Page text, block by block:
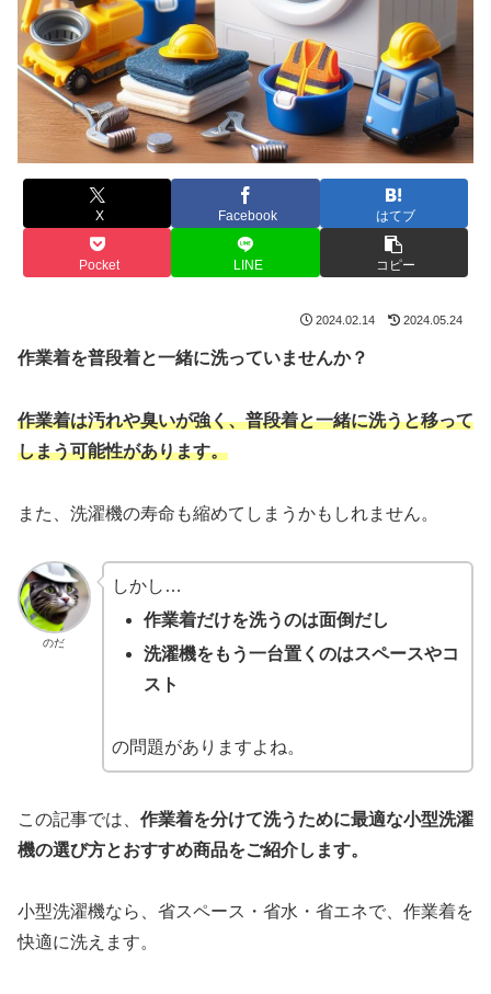
X Facebook はてブ
Pocket LINE コピー
2024.02.14 2024.05.24
作業着を普段着と一緒に洗っていませんか？
作業着は汚れや臭いが強く、普段着と一緒に洗うと移って
しまう可能性があります。
また、洗濯機の寿命も縮めてしまうかもしれません。
のだ
しかし…
作業着だけを洗うのは面倒だし
洗濯機をもう一台置くのはスペースやコ
スト
の問題がありますよね。
この記事では、 作業着を分けて洗うために最適な小型洗濯
機の選び方とおすすめ商品をご紹介します。
小型洗濯機なら、省スペース・省水・省エネで、作業着を
快適に洗えます。